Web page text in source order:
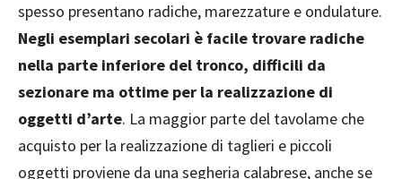
spesso presentano radiche, marezzature e ondulature.
Negli esemplari secolari è facile trovare radiche
nella parte inferiore del tronco, difficili da
sezionare ma ottime per la realizzazione di
oggetti d’arte. La maggior parte del tavolame che
acquisto per la realizzazione di taglieri e piccoli
oggetti proviene da una segheria calabrese, anche se